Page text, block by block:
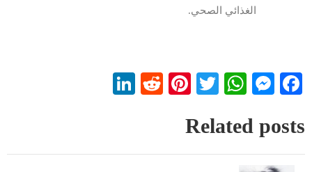
الغذائي الصحي.
Facebook
Messenger
WhatsApp
Twitter
Pinterest
Reddit
Related posts